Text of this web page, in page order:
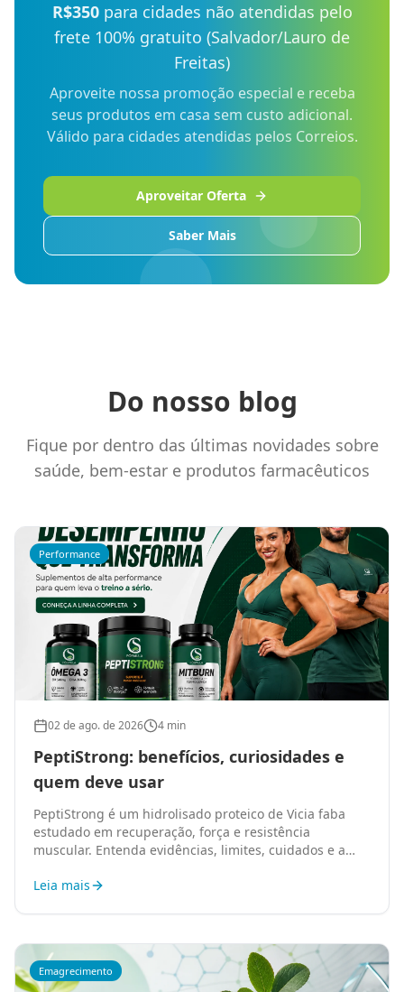
R$350para cidades não atendidas pelo
frete 100% gratuito (Salvador/Lauro de
Freitas)
Aproveite nossa promoção especial e receba
seus produtos em casa sem custo adicional.
Válido para cidades atendidas pelos Correios.
Aproveitar Oferta
Saber Mais
Do nosso blog
Fique por dentro das últimas novidades sobre
saúde, bem-estar e produtos farmacêuticos
Performance
02 de ago. de 2026 4 min
PeptiStrong: benefícios, curiosidades e
quem deve usar
PeptiStrong é um hidrolisado proteico de Vicia faba
estudado em recuperação, força e resistência
muscular. Entenda evidências, limites, cuidados e a
Leia mais
Emagrecimento